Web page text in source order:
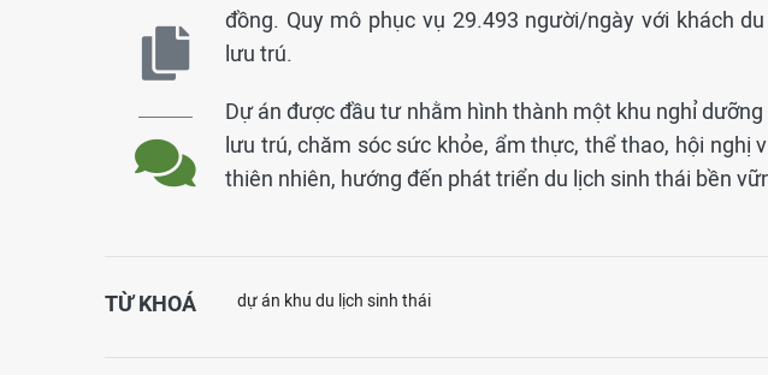
đồng. Quy mô phục vụ 29.493 người/ngày với khách
lưu trú.
Dự án được đầu tư nhằm hình thành một khu nghỉ
lưu trú, chăm sóc sức khỏe, ẩm thực, thể thao, hội nghị
thiên nhiên, hướng đến phát triển du lịch sinh thái bền
TỪ KHOÁ dự án khu du lịch sinh thái